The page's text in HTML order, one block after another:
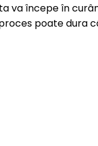
va începe în
poate dura